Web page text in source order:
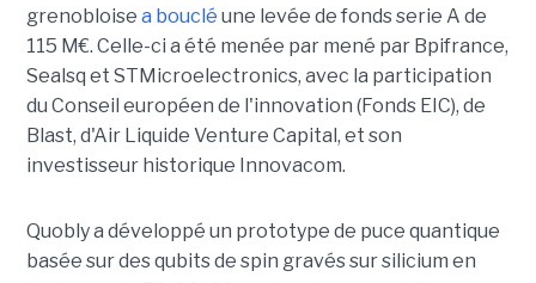
grenobloise a bouclé une levée de fonds serie A de
115 M€. Celle-ci a été menée par mené par Bpifrance,
Sealsq et STMicroelectronics, avec la participation
du Conseil européen de l'innovation (Fonds EIC), de
Blast, d'Air Liquide Venture Capital, et son
investisseur historique Innovacom.
Quobly a développé un prototype de puce quantique
basée sur des qubits de spin gravés sur silicium en